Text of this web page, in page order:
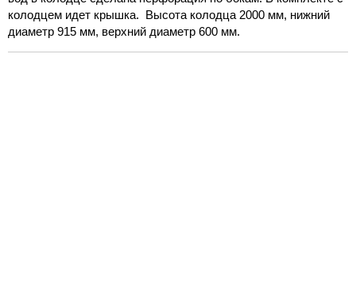
колодцем идет крышка. Высота колодца 2000 мм, нижний
диаметр 915 мм, верхний диаметр 600 мм.